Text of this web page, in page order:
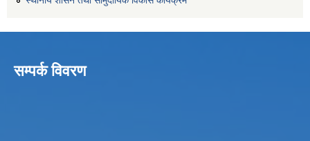
सम्पर्क विवरण